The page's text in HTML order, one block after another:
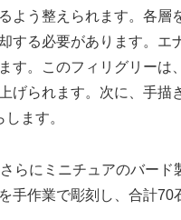
よう整えられます。各層
する必要があります。エ
す。このフィリグリーは
げられます。次に、手描
ます。
にミニチュアのバード
手作業で彫刻し、合計70